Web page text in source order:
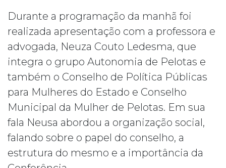
Durante a programação da manhã foi
realizada apresentação com a professora e
advogada, Neuza Couto Ledesma, que
integra o grupo Autonomia de Pelotas e
também o Conselho de Política Públicas
para Mulheres do Estado e Conselho
Municipal da Mulher de Pelotas. Em sua
fala Neusa abordou a organização social,
falando sobre o papel do conselho, a
estrutura do mesmo e a importância da